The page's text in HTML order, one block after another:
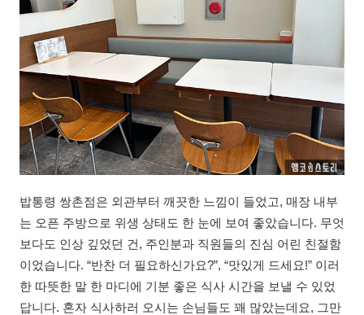
밥통령 쌍촌점은 외관부터 깨끗한 느낌이 들었고, 매장 내부
는 오픈 주방으로 위생 상태도 한 눈에 보여 좋았습니다. 무엇
보다도 인상 깊었던 건, 주인분과 직원들의 진심 어린 친절함
이었습니다. “반찬 더 필요하신가요?”, “맛있게 드세요!” 이러
한 따뜻한 말 한 마디에 기분 좋은 식사 시간을 보낼 수 있었
답니다. 혼자 식사하러 오시는 손님들도 꽤 많았는데요, 그만